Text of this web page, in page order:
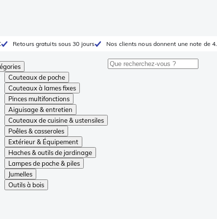
Retours gratuits sous 30 jours Nos clients nous donnent une note de
Couteaux de poche
Couteaux à lames fixes
Pinces multifonctions
Aiguisage & entretien
Couteaux de cuisine & ustensiles
Poêles & casseroles
Extérieur & Équipement
Haches & outils de jardinage
Lampes de poche & piles
Jumelles
Outils à bois